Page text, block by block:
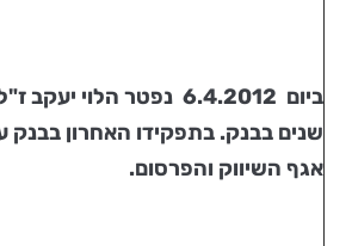
ביום 6.4.2012 נפטר הלוי יעקב
שנים בבנק. בתפקידו האחרון בבנק
אגף השיווק והפרסום.